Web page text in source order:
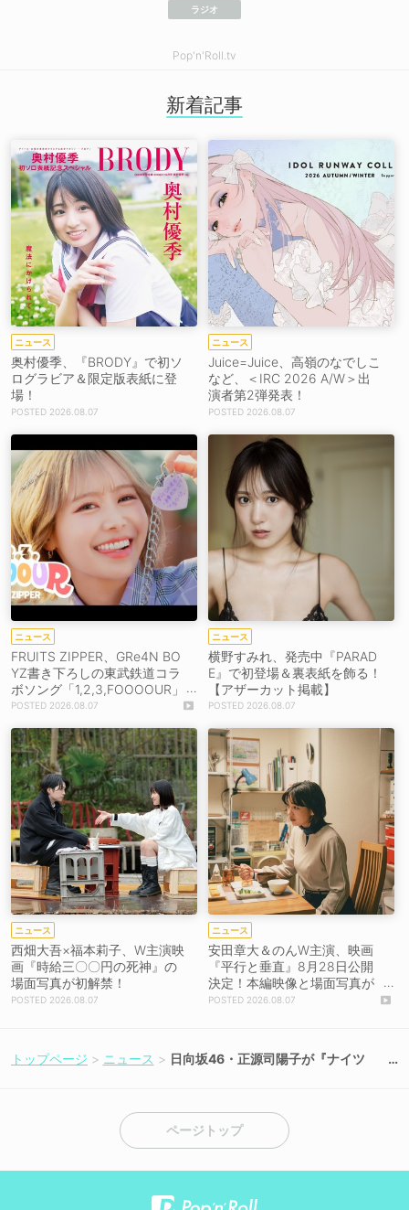
ラジオ
Pop'n'Roll.tv
新着記事
ニュース
奥村優季、『BRODY』で初ソ
ログラビア＆限定版表紙に登
場！
2026.08.07
ニュース
Juice=Juice、高嶺のなでしこ
など、＜IRC 2026 A/W＞出
演者第2弾発表！
2026.08.07
ニュース
FRUITS ZIPPER、GRe4N BO
YZ書き下ろしの東武鉄道コラ
ボソング「1,2,3,FOOOOUR」
をリリース＆MV公開！
2026.08.07
ニュース
横野すみれ、発売中『PARAD
E』で初登場＆裏表紙を飾る！
【アザーカット掲載】
2026.08.07
ニュース
西畑大吾×福本莉子、W主演映
画『時給三〇〇円の死神』の
場面写真が初解禁！
2026.08.07
ニュース
安田章大＆のんW主演、映画
『平行と垂直』8月28日公開
決定！本編映像と場面写真が
初解禁！2026.08.07
トップページ ニュース
日向坂46・正源司陽子が『ナイツ
ページトップ